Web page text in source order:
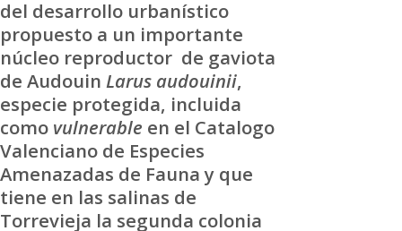
del desarrollo urbanístico
propuesto a un importante
núcleo reproductor de gaviota
de Audouin Larus audouinii,
especie protegida, incluida
como vulnerable en el Catalogo
Valenciano de Especies
Amenazadas de Fauna y que
tiene en las salinas de
Torrevieja la segunda colonia